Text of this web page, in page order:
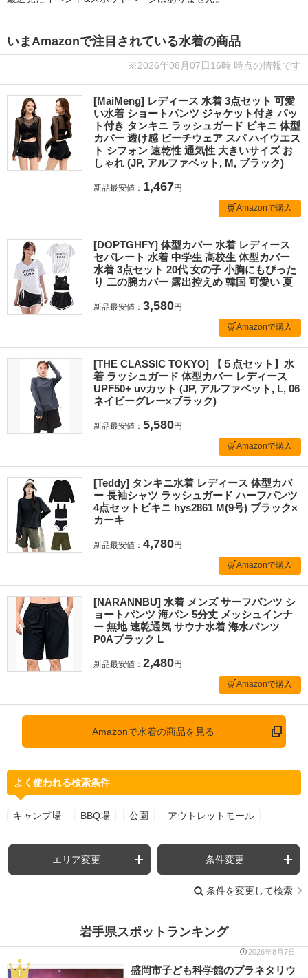
いまAmazonで注目されている水着の商品
※2026年08月07日16時 時点の情報です
[MaiMeng] レディース 水着 3点セット 可愛
い水着 ショートパンツ ジャケット付き パッ
ト付き タンキニ ラッシュガード ビキニ 体型
カバー 透け感 ビーチウェア スパ ハイウエス
ト シフォン 速乾性 通気性 大きいサイズ お
しゃれ (JP, アルファベット, M, ブラック)
新品最安値： 1,467円
Amazonで購入
[DOPTGHFY] 体型カバー 水着 レディース
セパレート 水着 中学生 高校生 体型カバー
水着 3点セット 20代 女の子 小胸にもぴった
り 二の腕カバー 露出控えめ 韓国 可愛い 夏
新品最安値： 3,580円
Amazonで購入
[THE CLASSIC TOKYO] 【５点セット】水
着 ラッシュガード 体型カバー レディース
UPF50+ uvカット (JP, アルファベット, L, 06
ネイビーグレー×ブラック)
新品最安値： 5,580円
Amazonで購入
[Teddy] タンキニ水着 レディース 体型カバ
ー 長袖シャツ ラッシュガード ハーフパンツ
4点セットビキニ hys2861 M(9号) ブラック×
カーキ
新品最安値： 4,780円
Amazonで購入
[NARANNBU] 水着 メンズ サーフパンツ シ
ョートパンツ 海パン 5分丈 メッシュインナ
ー 無地 速乾通気 サウナ水着 海水パンツ
P0Aブラック L
新品最安値： 2,480円
Amazonで購入
Amazonで水着の商品を見る
よく使われる検索条件
キャンプ場 BBQ場 公園 アウトレットモール
エリア変更 条件変更
条件を変更して検索
岩手県スポットランキング
2026年8月7日
盛岡市子ども科学館のプラネタリウ